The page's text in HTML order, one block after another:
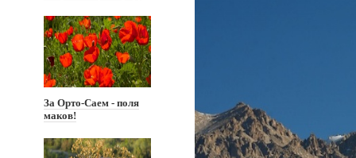
За Орто-Саем - поля
маков!